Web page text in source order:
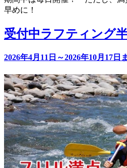
早めに！
受付中ラフティング
2026年4月11日～2026年10月17日